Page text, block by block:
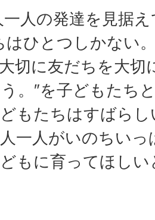
人の発達を見据
はひとつしかない
切に友だちを大切
。″を子どもたち
もたちはすばら
一人がいのちい
もに育ってほし